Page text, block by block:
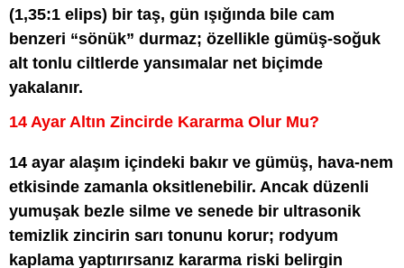
(1,35:1 elips) bir taş, gün ışığında bile cam
benzeri “sönük” durmaz; özellikle gümüş-soğuk
alt tonlu ciltlerde yansımalar net biçimde
yakalanır.
14 Ayar Altın Zincirde Kararma Olur Mu?
14 ayar alaşım içindeki bakır ve gümüş, hava-nem
etkisinde zamanla oksitlenebilir. Ancak düzenli
yumuşak bezle silme ve senede bir ultrasonik
temizlik zincirin sarı tonunu korur; rodyum
kaplama yaptırırsanız kararma riski belirgin